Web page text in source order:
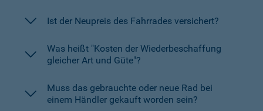
Ist der Neupreis des Fahrrades versichert?
Was heißt "Kosten der Wiederbeschaffung
gleicher Art und Güte"?
Muss das gebrauchte oder neue Rad bei
einem Händler gekauft worden sein?